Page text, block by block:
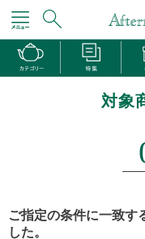
対象
ご指定の条件に一致す
した。